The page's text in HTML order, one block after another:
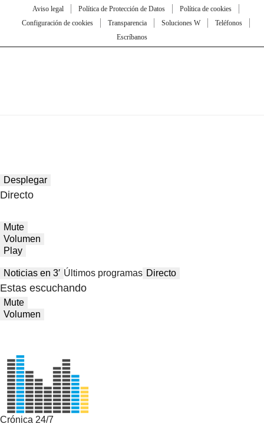
Aviso legal Política de Protección de Datos
Política de cookies
Configuración de cookies
Transparencia Soluciones W
Teléfonos
Escríbanos
Desplegar
Directo
Mute
Volumen
Play
Noticias en 3′ Últimos programas Directo
Estas escuchando
Mute
Volumen
Crónica 24/7